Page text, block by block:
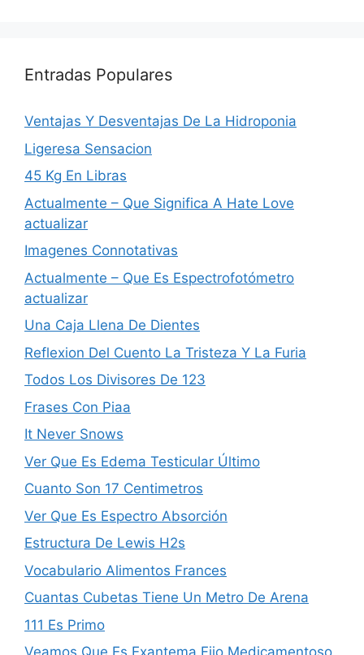
Entradas Populares
Ventajas Y Desventajas De La Hidroponia
Ligeresa Sensacion
45 Kg En Libras
Actualmente – Que Significa A Hate Love
actualizar
Imagenes Connotativas
Actualmente – Que Es Espectrofotómetro
actualizar
Una Caja Llena De Dientes
Reflexion Del Cuento La Tristeza Y La Furia
Todos Los Divisores De 123
Frases Con Piaa
It Never Snows
Ver Que Es Edema Testicular Último
Cuanto Son 17 Centimetros
Ver Que Es Espectro Absorción
Estructura De Lewis H2s
Vocabulario Alimentos Frances
Cuantas Cubetas Tiene Un Metro De Arena
111 Es Primo